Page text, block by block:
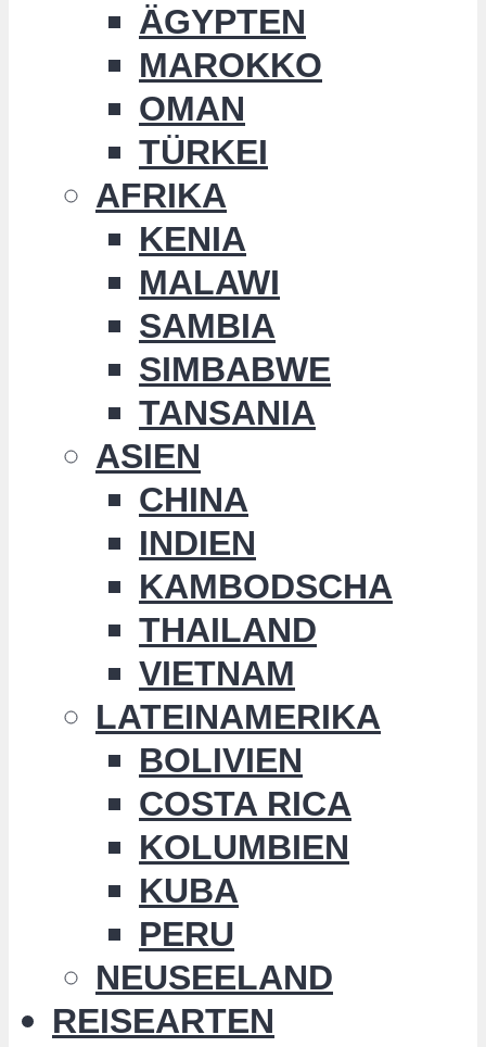
ÄGYPTEN
MAROKKO
OMAN
TÜRKEI
AFRIKA
KENIA
MALAWI
SAMBIA
SIMBABWE
TANSANIA
ASIEN
CHINA
INDIEN
KAMBODSCHA
THAILAND
VIETNAM
LATEINAMERIKA
BOLIVIEN
COSTA RICA
KOLUMBIEN
KUBA
PERU
NEUSEELAND
REISEARTEN